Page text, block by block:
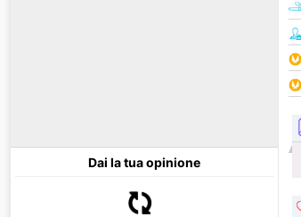
Dai la tua opinione